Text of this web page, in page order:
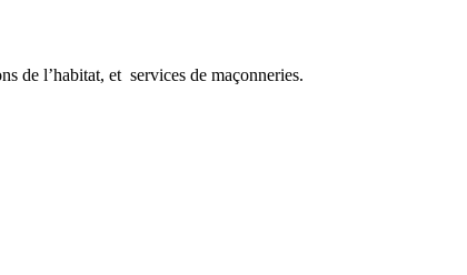
de l’habitat, et services de maçonneries.